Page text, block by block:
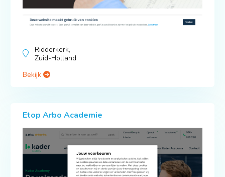
Ridderkerk,
Zuid-Holland
Bekijk
Etop Arbo Academie